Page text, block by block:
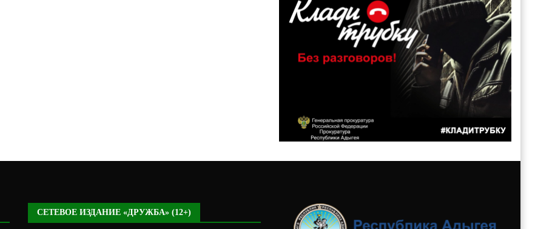
СЕТЕВОЕ ИЗДАНИЕ «ДРУЖБА» (12+)